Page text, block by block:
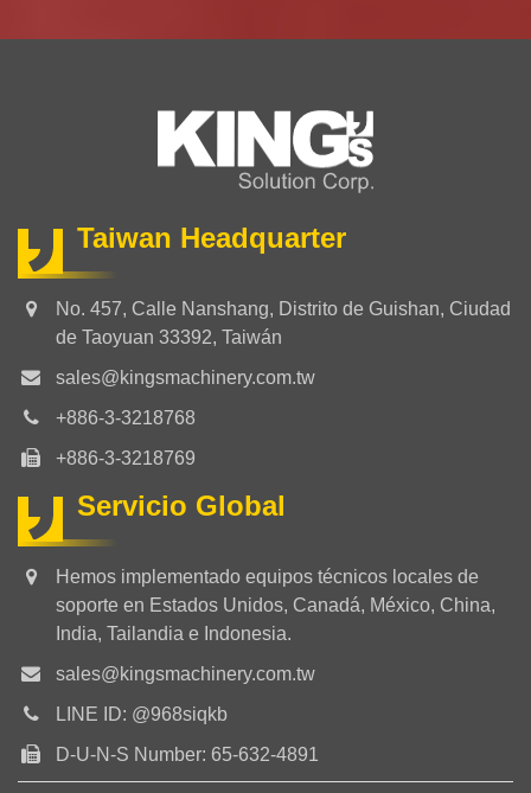
Taiwan Headquarter
No. 457, Calle Nanshang, Distrito de Guishan, Ciudad
de Taoyuan 33392, Taiwán
sales@kingsmachinery.com.tw
+886-3-3218768
+886-3-3218769
Servicio Global
Hemos implementado equipos técnicos locales de
soporte en Estados Unidos, Canadá, México, China,
India, Tailandia e Indonesia.
sales@kingsmachinery.com.tw
LINE ID: @968siqkb
D-U-N-S Number: 65-632-4891